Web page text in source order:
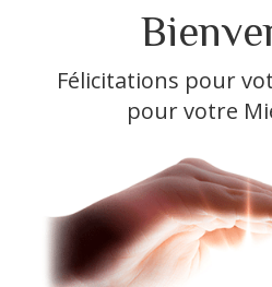
Félicitations pour
pour votre